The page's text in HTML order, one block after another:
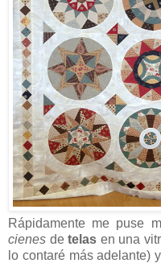
Rápidamente me puse
cienes de telas en una
lo contaré más adelante)